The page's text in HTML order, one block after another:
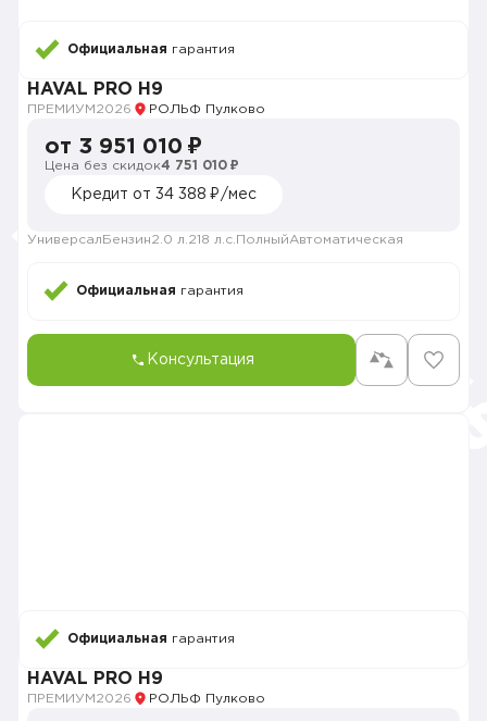
Официальная гарантия
HAVAL PRO H9
ПРЕМИУМ 2026 РОЛЬФ Пулково
от 3 951 010 ₽
Цена без скидок4 751 010 ₽
Кредит от 34 388 ₽/мес
Универсал Бензин2.0 л. 218 л.с. ПолныйАвтоматическая
Официальная гарантия
Консультация
Официальная гарантия
HAVAL PRO H9
ПРЕМИУМ 2026 РОЛЬФ Пулково